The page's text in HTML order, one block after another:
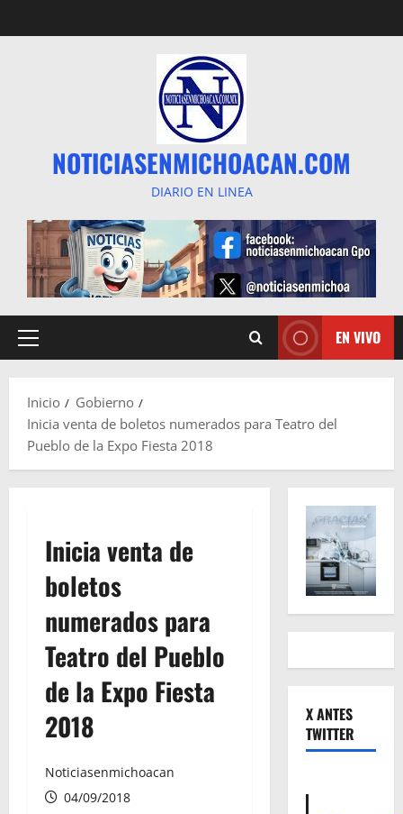
al
NOTICIASENMICHOACAN.COM
DIARIO EN LINEA
Menú
EN VIVO
Inicio
Gobierno
Inicia venta de boletos numerados para Teatro del
Pueblo de la Expo Fiesta 2018
Inicia venta de
boletos
numerados para
Teatro del Pueblo
de la Expo Fiesta
2018
Noticiasenmichoacan
04/09/2018
X ANTES
TWITTER